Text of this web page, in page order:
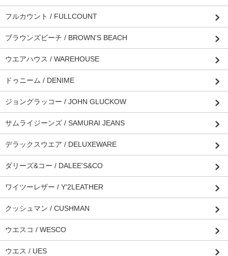
フルカウント / FULLCOUNT
ブラウンズビーチ / BROWN'S BEACH
ウエアハウス / WAREHOUSE
ドゥニーム / DENIME
ジョングラッコー / JOHN GLUCKOW
サムライジーンズ / SAMURAI JEANS
デラックスウエア / DELUXEWARE
ダリーズ&コー / DALEE'S&CO
ワイツーレザー / Y'2LEATHER
クッシュマン / CUSHMAN
ウエスコ / WESCO
ウエス / UES